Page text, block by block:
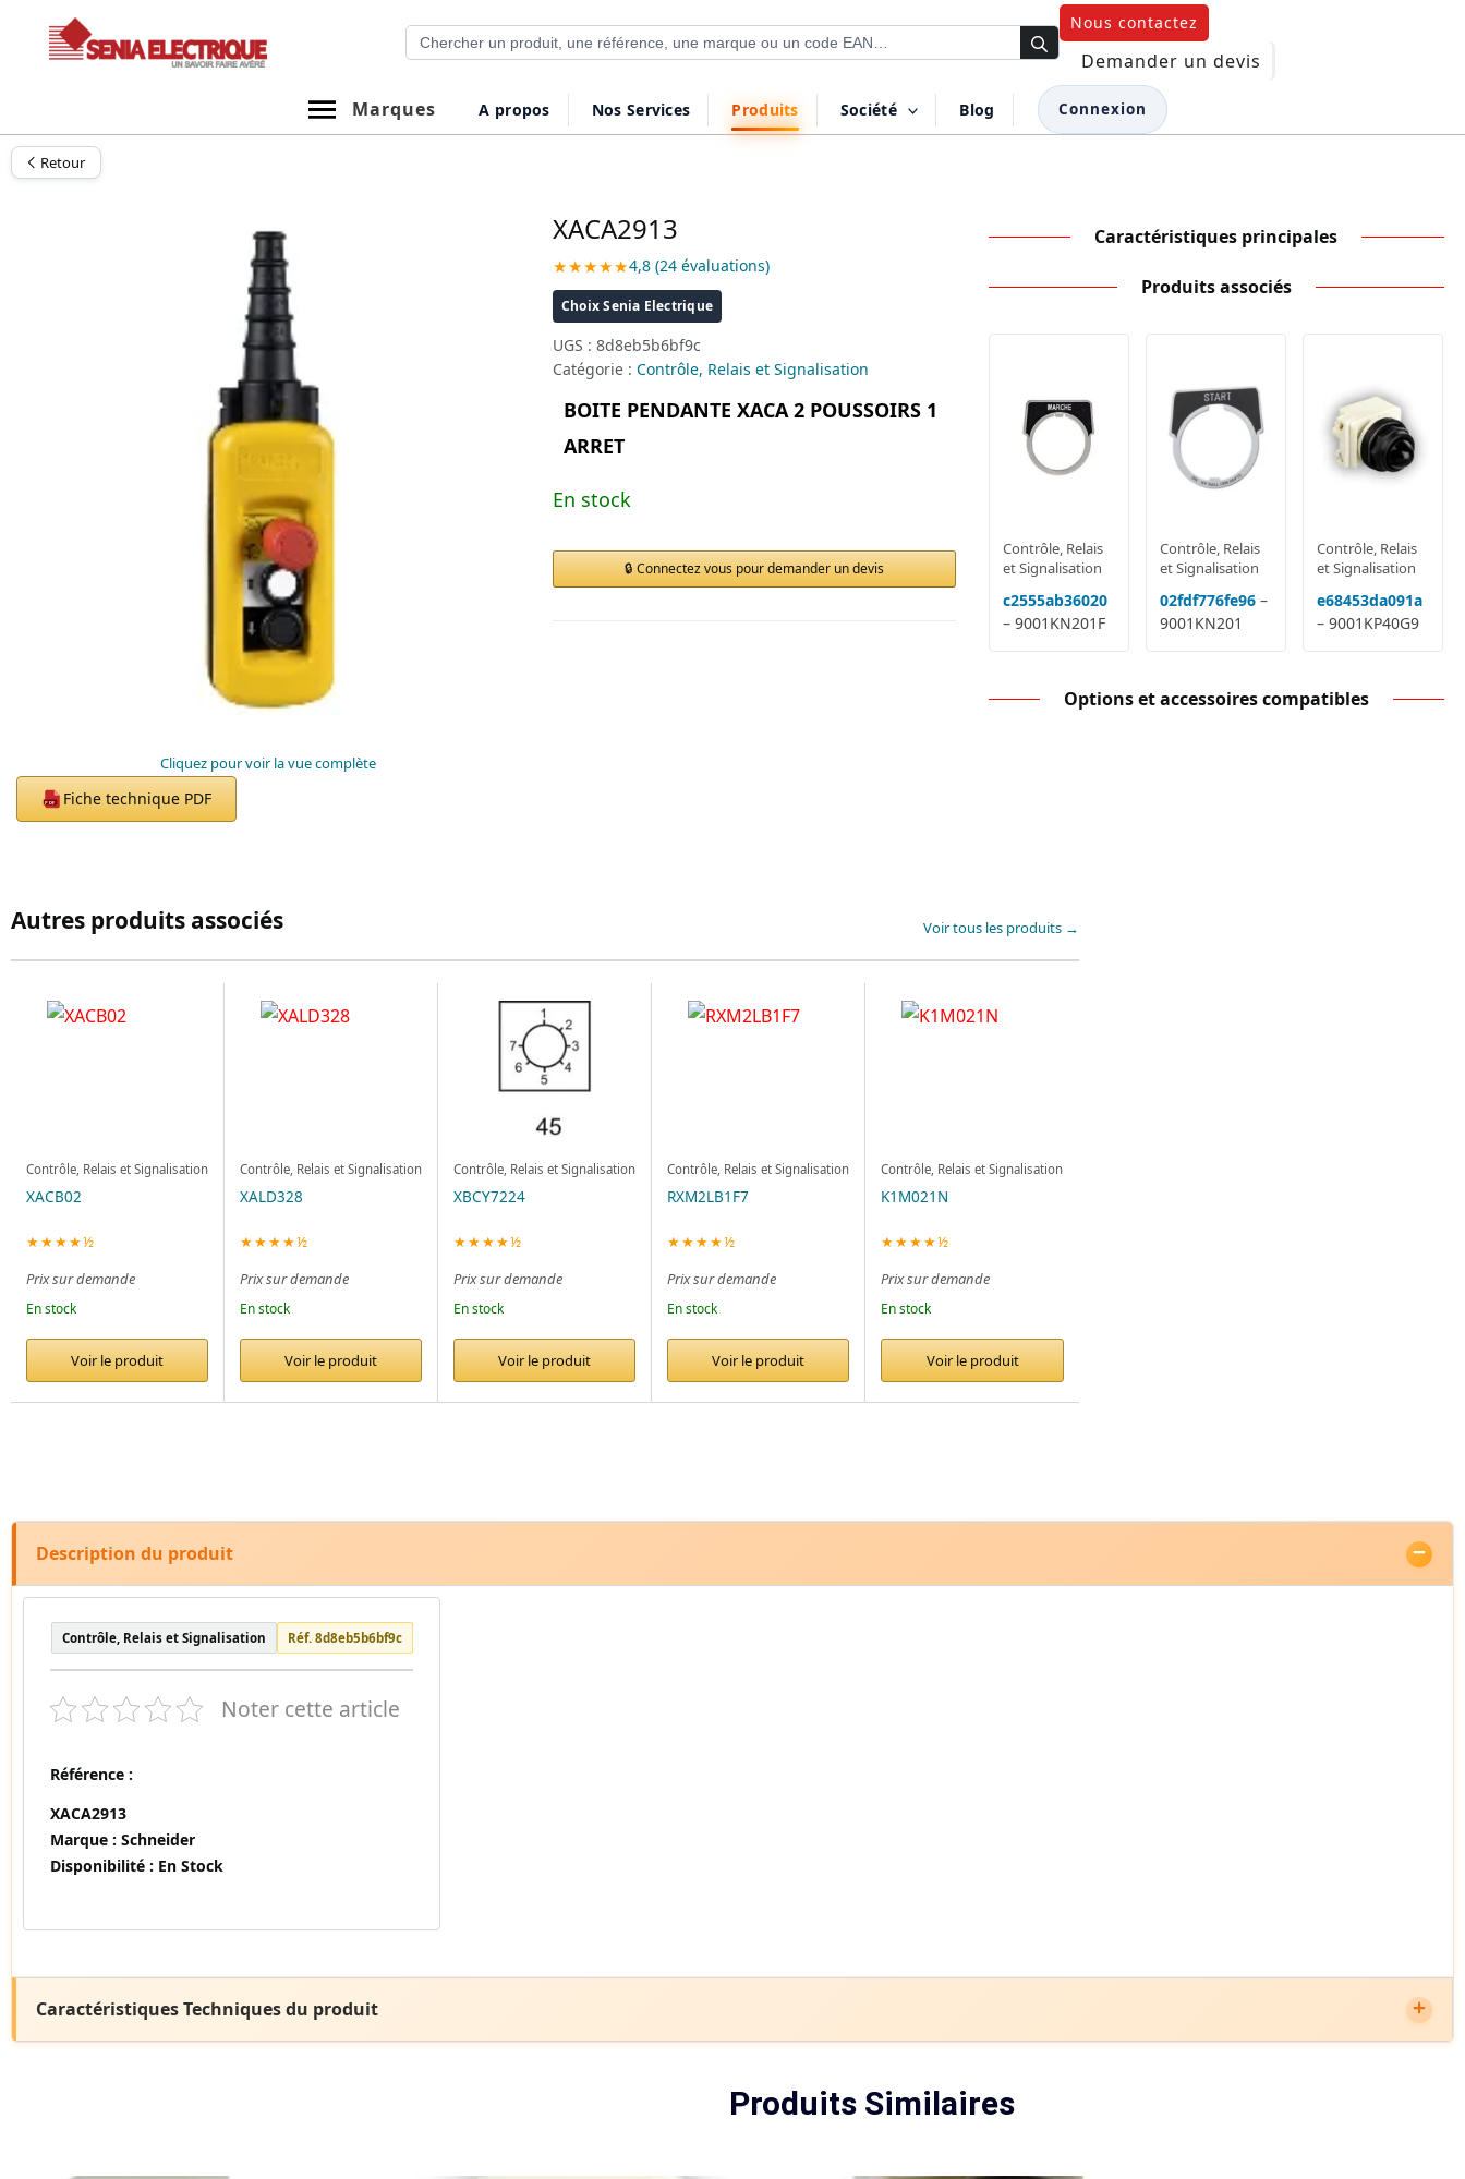
Recherche de produits
Nous contactez
Demander un devis
Marques
A propos Nos Services Produits Société Blog Connexion
Retour
Cliquez pour voir la vue complète
PDF Fiche technique PDF
XACA2913
★★★★★4,8 (24 évaluations)
Choix Senia Electrique
UGS : 8d8eb5b6bf9c
Catégorie : Contrôle, Relais et Signalisation
BOITE PENDANTE XACA 2 POUSSOIRS 1
ARRET
En stock
Connectez vous pour demander un devis
Caractéristiques principales
Produits associés
Contrôle, Relais
et Signalisation
c2555ab36020
– 9001KN201F
Contrôle, Relais
et Signalisation
02fdf776fe96 –
9001KN201
Contrôle, Relais
et Signalisation
e68453da091a
– 9001KP40G9
Options et accessoires compatibles
Autres produits associés Voir tous les produits →
Contrôle, Relais et Signalisation
XACB02
★★★★½
Prix sur demande
En stock
Voir le produit
Contrôle, Relais et Signalisation
XALD328
★★★★½
Prix sur demande
En stock
Voir le produit
Contrôle, Relais et Signalisation
XBCY7224
★★★★½
Prix sur demande
En stock
Voir le produit
Contrôle, Relais et Signalisation
RXM2LB1F7
★★★★½
Prix sur demande
En stock
Voir le produit
Contrôle, Relais et Signalisation
K1M021N
★★★★½
Prix sur demande
En stock
Voir le produit
Description du produit
Contrôle, Relais et Signalisation Réf. 8d8eb5b6bf9c
Noter cette article
Référence :
XACA2913
Marque : Schneider
Disponibilité : En Stock
Caractéristiques Techniques du produit
Produits Similaires